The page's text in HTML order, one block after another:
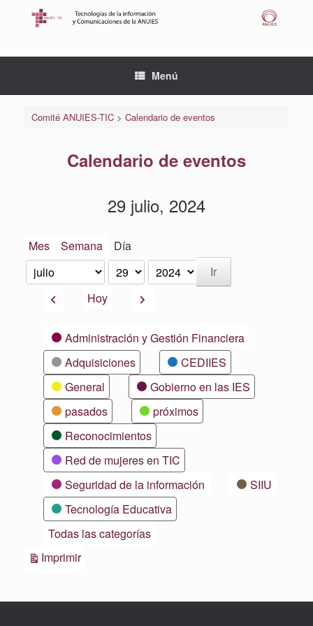
Menú
Comité ANUIES-TIC> Calendario de eventos
Calendario de eventos
29 julio, 2024
Mes Semana Día
Mes
Día
Año
AnteriorHoy Siguiente
CategoríasAdministración y Gestión Financiera
Adquisiciones
CEDIIES
General
Gobierno en las IES
pasados
próximos
Reconocimientos
Red de mujeres en TIC
Seguridad de la información
SIIU
Tecnología Educativa
Todas las categorías
ImprimirVistas